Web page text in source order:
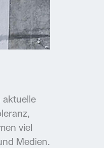
aktuelle
viel
Medien.